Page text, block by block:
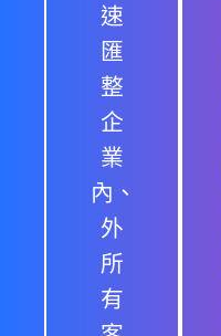
速
匯
整
企
業
內、
外
所
有